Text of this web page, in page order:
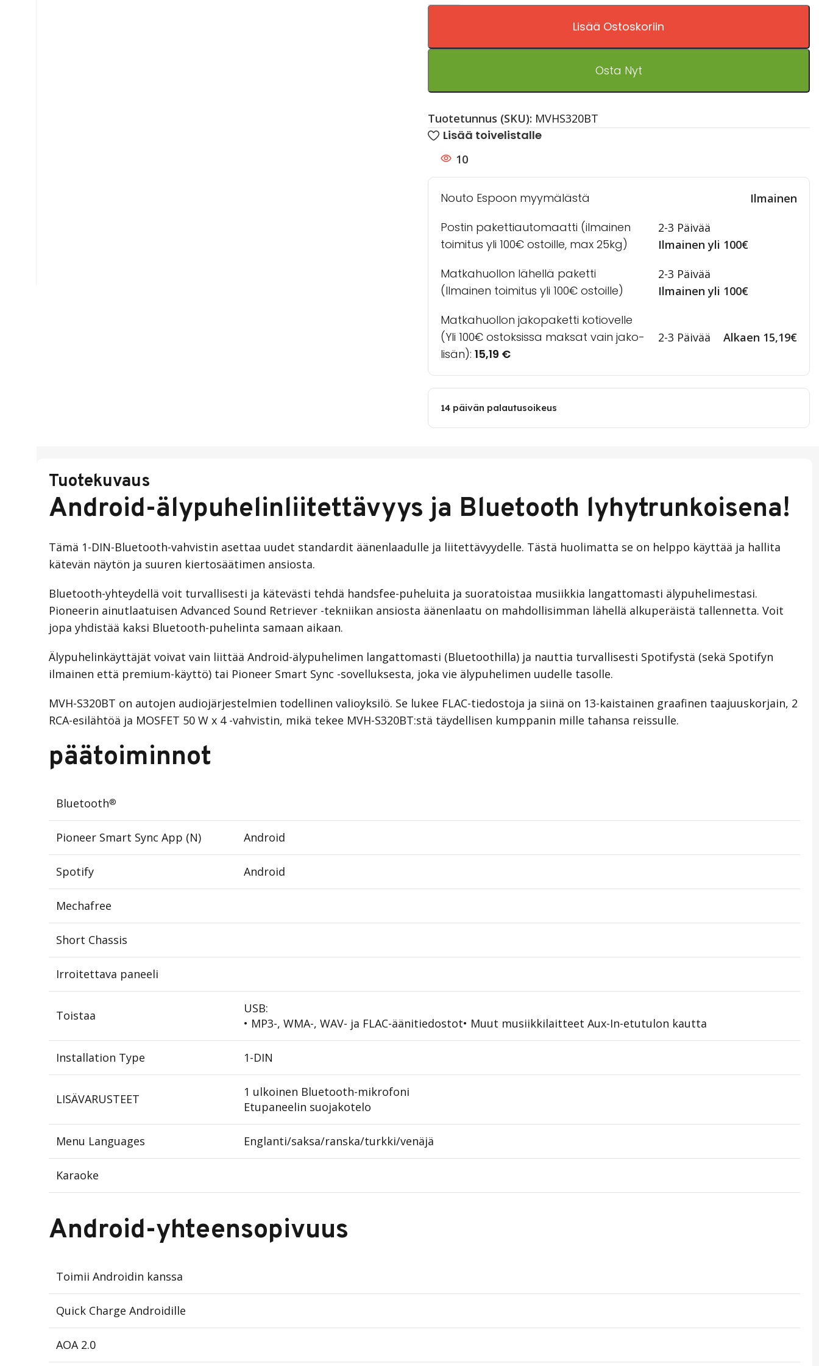
Lisää Ostoskoriin
Osta Nyt
Tuotetunnus (SKU): MVHS320BT
Lisää toivelistalle
10
Nouto Espoon myymälästä Ilmainen
Postin pakettiautomaatti (ilmainen
toimitus yli 100€ ostoille, max 25kg)
2-3 Päivää
Ilmainen yli 100€
Matkahuollon lähellä paketti
(Ilmainen toimitus yli 100€ ostoille)
2-3 Päivää
Ilmainen yli 100€
Matkahuollon jakopaketti kotiovelle
(Yli 100€ ostoksissa maksat vain jako-
lisän): 15,19 €
2-3 Päivää Alkaen 15,19€
14 päivän palautusoikeus
Tuotekuvaus
Android-älypuhelinliitettävyys ja Bluetooth lyhytrunkoisena!
Tämä 1-DIN-Bluetooth-vahvistin asettaa uudet standardit äänenlaadulle ja liitettävyydelle. Tästä huolimatta se on helppo käyttää ja hallita
kätevän näytön ja suuren kiertosäätimen ansiosta.
Bluetooth-yhteydellä voit turvallisesti ja kätevästi tehdä handsfee-puheluita ja suoratoistaa musiikkia langattomasti älypuhelimestasi.
Pioneerin ainutlaatuisen Advanced Sound Retriever -tekniikan ansiosta äänenlaatu on mahdollisimman lähellä alkuperäistä tallennetta. Voit
jopa yhdistää kaksi Bluetooth-puhelinta samaan aikaan.
Älypuhelinkäyttäjät voivat vain liittää Android-älypuhelimen langattomasti (Bluetoothilla) ja nauttia turvallisesti Spotifystä (sekä Spotifyn
ilmainen että premium-käyttö) tai Pioneer Smart Sync -sovelluksesta, joka vie älypuhelimen uudelle tasolle.
MVH-S320BT on autojen audiojärjestelmien todellinen valioyksilö. Se lukee FLAC-tiedostoja ja siinä on 13-kaistainen graafinen taajuuskorjain, 2
RCA-esilähtöä ja MOSFET 50 W x 4 -vahvistin, mikä tekee MVH-S320BT:stä täydellisen kumppanin mille tahansa reissulle.
päätoiminnot
Bluetooth®
Pioneer Smart Sync App (N) Android
Spotify Android
Mechafree
Short Chassis
Irroitettava paneeli
Toistaa
USB:
• MP3-, WMA-, WAV- ja FLAC-äänitiedostot• Muut musiikkilaitteet Aux-In-etutulon kautta
Installation Type 1-DIN
LISÄVARUSTEET
1 ulkoinen Bluetooth-mikrofoni
Etupaneelin suojakotelo
Menu Languages Englanti/saksa/ranska/turkki/venäjä
Karaoke
Android-yhteensopivuus
Toimii Androidin kanssa
Quick Charge Androidille
AOA 2.0